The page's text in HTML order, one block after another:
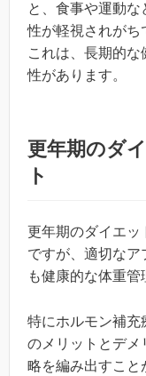
と、食事や運動
性が軽視されがち
これは、長期的
性があります。
更年期のダ
ト
更年期のダイエッ
ですが、適切なア
も健康的な体重管
特にホルモン補充
のメリットとデメ
略を編み出すこと